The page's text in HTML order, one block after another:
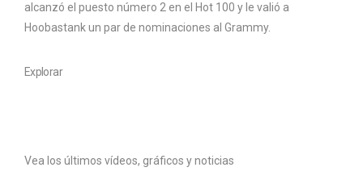
alcanzó el puesto número 2 en el Hot 100 y le valió a
Hoobastank un par de nominaciones al Grammy.
Explorar
Vea los últimos vídeos, gráficos y noticias